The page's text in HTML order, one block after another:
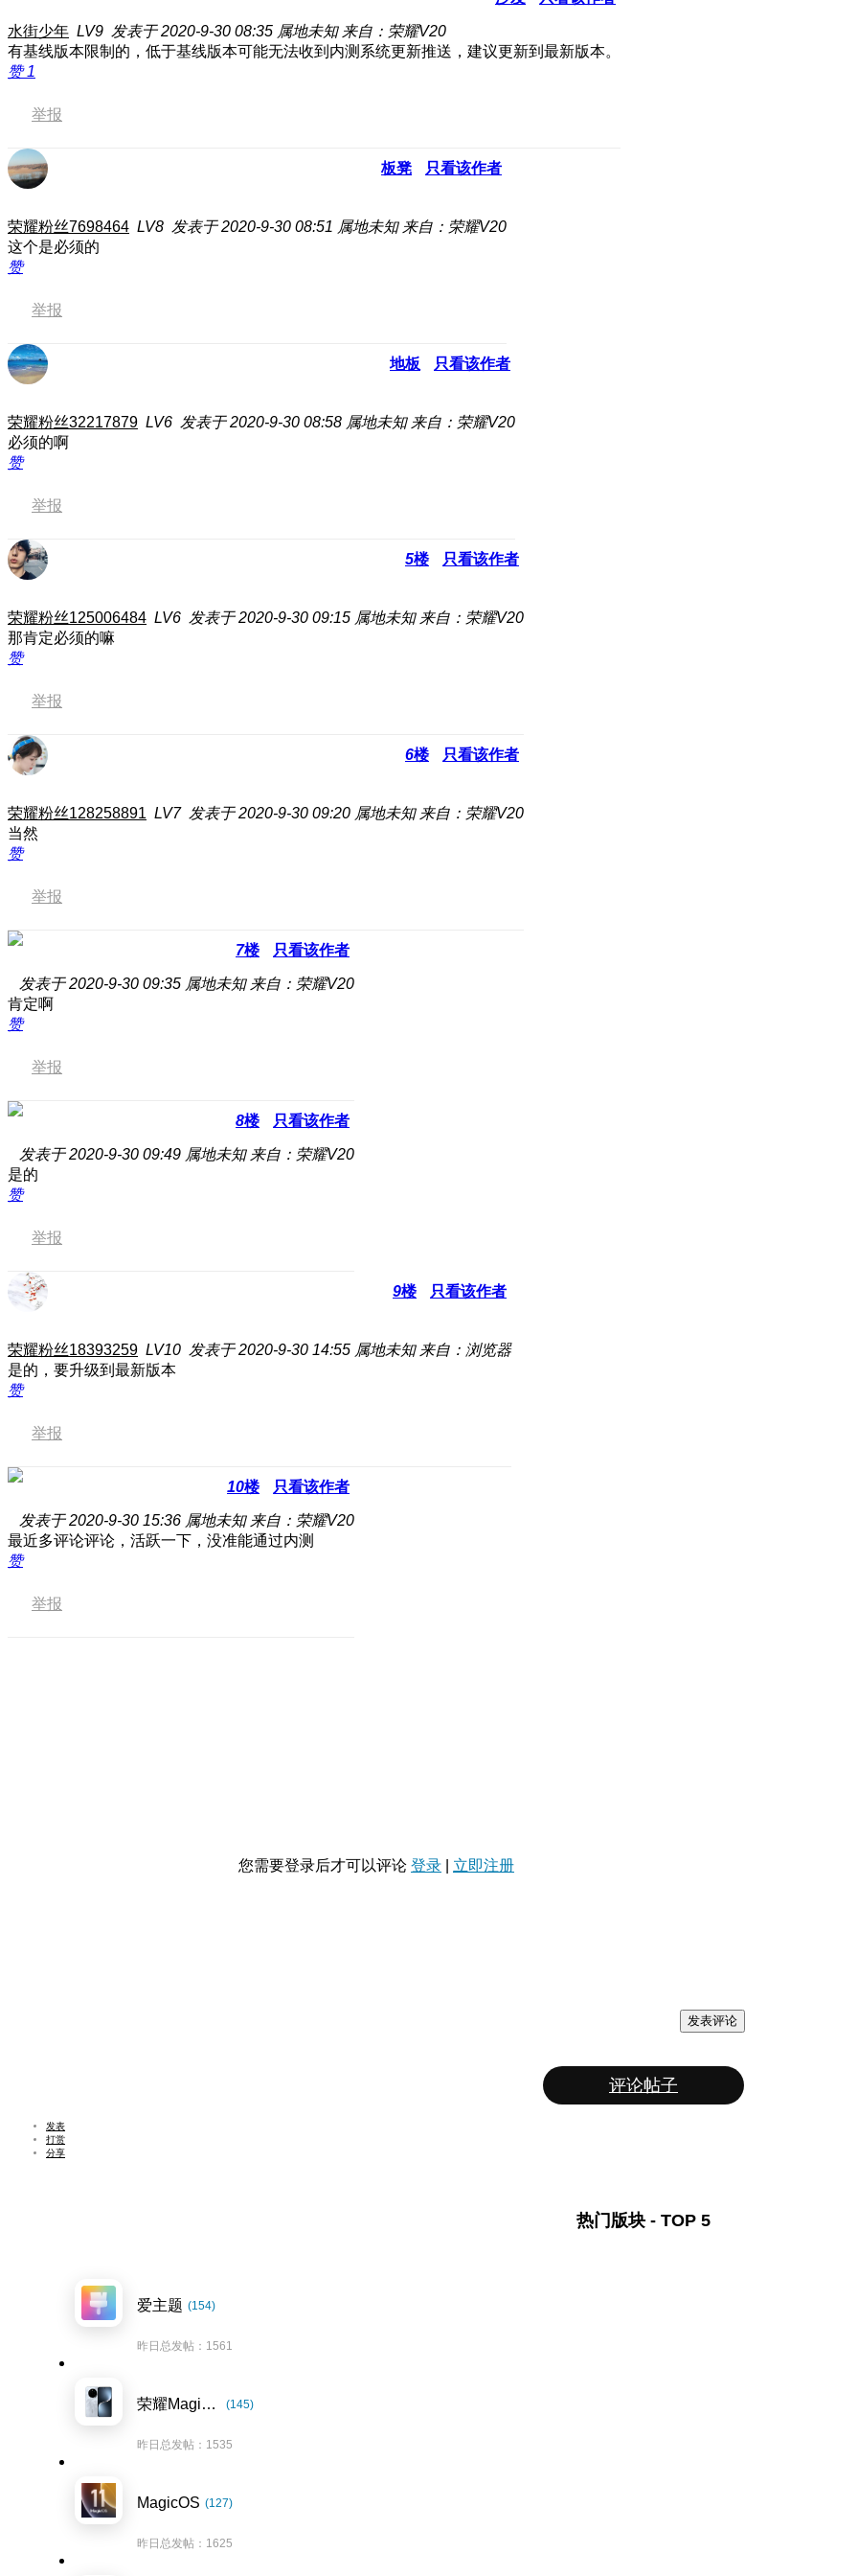
水街少年 LV9 发表于 2020-9-30 08:35 属地未知 来自：荣耀V20
有基线版本限制的，低于基线版本可能无法收到内测系统更新推送，建议更新到最新版本。
赞1
举报
板凳 只看该作者
荣耀粉丝7698464 LV8 发表于 2020-9-30 08:51 属地未知 来自：荣耀V20
这个是必须的
赞
举报
地板 只看该作者
荣耀粉丝32217879 LV6 发表于 2020-9-30 08:58 属地未知 来自：荣耀V20
必须的啊
赞
举报
5楼 只看该作者
荣耀粉丝125006484 LV6 发表于 2020-9-30 09:15 属地未知 来自：荣耀V20
那肯定必须的嘛
赞
举报
6楼 只看该作者
荣耀粉丝128258891 LV7 发表于 2020-9-30 09:20 属地未知 来自：荣耀V20
当然
赞
举报
7楼 只看该作者
发表于 2020-9-30 09:35 属地未知 来自：荣耀V20
肯定啊
赞
举报
8楼 只看该作者
发表于 2020-9-30 09:49 属地未知 来自：荣耀V20
是的
赞
举报
9楼 只看该作者
荣耀粉丝18393259 LV10 发表于 2020-9-30 14:55 属地未知 来自：浏览器
是的，要升级到最新版本
赞
举报
10楼 只看该作者
发表于 2020-9-30 15:36 属地未知 来自：荣耀V20
最近多评论评论，活跃一下，没准能通过内测
赞
举报
您需要登录后才可以评论 登录 立即注册
发表评论
评论帖子
发表
打赏
分享
热门版块 - TOP 5
爱主题 (154)
昨日总发帖：1561
荣耀Magic7系列 (145)
昨日总发帖：1535
MagicOS (127)
昨日总发帖：1625